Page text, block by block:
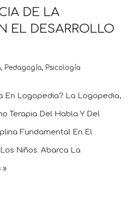
DE LA
EL DESARROLLO
, Pedagogía, Psicología
En Logopedia? La Logopedia,
Terapia Del Habla Y Del
Fundamental En El
Niños. Abarca La
»